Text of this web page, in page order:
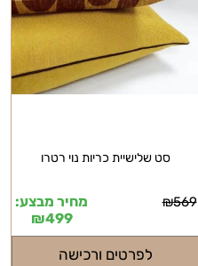
סט שלישיית כריות נוי רטרו
₪569
מחיר מבצע:
₪499
לפרטים ורכישה